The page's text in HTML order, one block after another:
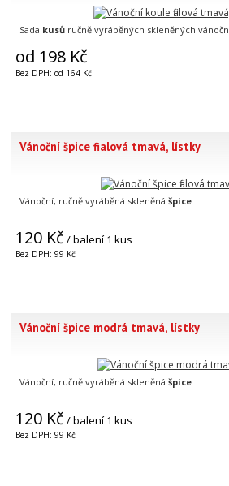
Sada kusů ručně vyráběných skleněných
od 198 Kč
Bez DPH: od 164 Kč
Vánoční špice fialová tmavá, lístky
Vánoční, ručně vyráběná skleněnášpice
120 Kč / balení 1 kus
Bez DPH: 99 Kč
Vánoční špice modrá tmavá, lístky
Vánoční, ručně vyráběná skleněnášpice
120 Kč / balení 1 kus
Bez DPH: 99 Kč